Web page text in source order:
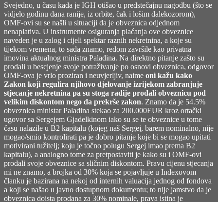
Svejedno, u času kada je IGH otišao u predstečajnu nagodbu (što se
vidjelo godinu dana ranije, iz orbite, čak i lošim dalekozorom),
OMF-ovi su se našli u situaciji da je obveznica odjednom
nenaplativa. U instrumente osiguranja plaćanja ove obveznice
naveden je u zalog i cijeli spektar raznih nekretnina, a koje su
tijekom vremena, to sada znamo, redom završile kao privatna
imovina aktualnog ministra Paladina. Na direktno pitanje zašto su
prodali u bescjenje svoje potraživanje po osnovi obveznica, odgovor
OMF-ova je vrlo proziran i neuvjerljiv, naime oni kažu kako
Zakon koji regulira njihovo djelovanje izrijekom zabranjuje
stjecanje nekretnina pa su stoga radije prodali obveznicu pod
velikim diskontom nego da prekrše zakon. Znamo da je 54.5%
obveznica ministar Paladina stekao za 200.000EUR kroz ortački
ugovor sa Sergejem Gjadelkinom iako su se te obveznice u tome
času nalazile u B2 kapitalu (kojeg naš Sergej, barem nominalno, nije
mogao/smio kontrolirati pa je dobro pitanje koje bi se mogao upitati
motivirani tužitelj; koju je točno polugu Sergej imao prema B2
kapitalu), a analogno tome za pretpostaviti je kako su i OMF-ovi
prodali svoje obveznice sa sličnim diskontom. Pravu cijenu stjecanja
mi ne znamo, a brojka od 30% koja se pojavljuje u Indexovom
članku je bazirana na nekoj od internih valuacija jednog od fondova
a koji se našao u javno dostupnom dokumentu; to nije jamstvo da je
obveznica doista prodana za 30% nominale, prava istina je